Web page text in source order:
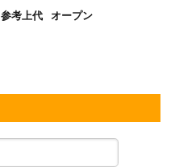
参考上代 オープン